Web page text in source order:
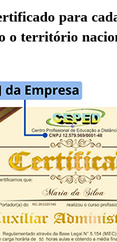
para
o território